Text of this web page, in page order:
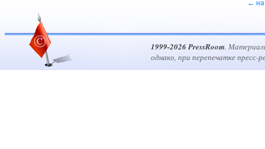
← на
1999-2026 PressRoom.
однако, при перепечатке пресс-